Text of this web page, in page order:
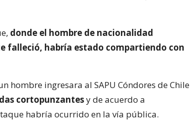
donde el hombre de nacionalidad
falleció, habría estado compartiendo con
hombre ingresara al SAPU Cóndores de Chile
cortopunzantesy de acuerdo a
habría ocurrido en la vía pública.